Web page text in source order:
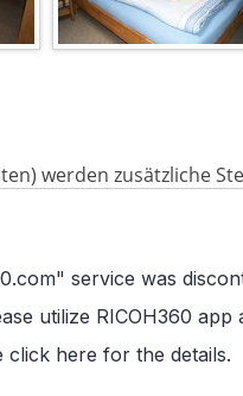
werden zusätzliche